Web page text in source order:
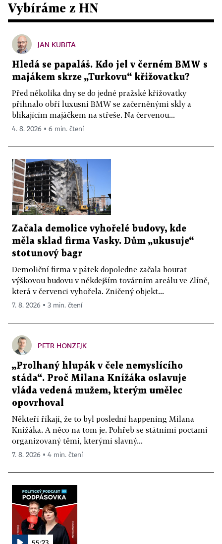
Vybíráme z HN
JAN KUBITA
Hledá se papaláš. Kdo jel v černém BMW s
majákem skrze „Turkovu“ křižovatku?
Před několika dny se do jedné pražské křižovatky
přihnalo obří luxusní BMW se začerněnými skly a
blikajícím majáčkem na střeše. Na červenou...
4. 8. 2026 ▪ 6 min. čtení
Začala demolice vyhořelé budovy, kde
měla sklad firma Vasky. Dům „ukusuje“
stotunový bagr
Demoliční firma v pátek dopoledne začala bourat
výškovou budovu v někdejším továrním areálu ve Zlíně,
která v červenci vyhořela. Zničený objekt...
7. 8. 2026 ▪ 3 min. čtení
PETR HONZEJK
„Prolhaný hlupák v čele nemyslícího
stáda“. Proč Milana Knížáka oslavuje
vláda vedená mužem, kterým umělec
opovrhoval
Někteří říkají, že to byl poslední happening Milana
Knížáka. A něco na tom je. Pohřeb se státními poctami
organizovaný těmi, kterými slavný...
7. 8. 2026 ▪ 4 min. čtení
55:23